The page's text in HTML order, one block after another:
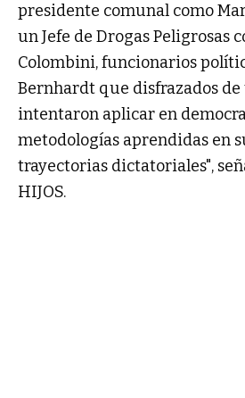
presidente comunal como
un Jefe de Drogas Peligrosas
Colombini, funcionarios
Bernhardt que disfrazados de
intentaron aplicar en
metodologías aprendidas en
trayectorias dictatoriales",
HIJOS.